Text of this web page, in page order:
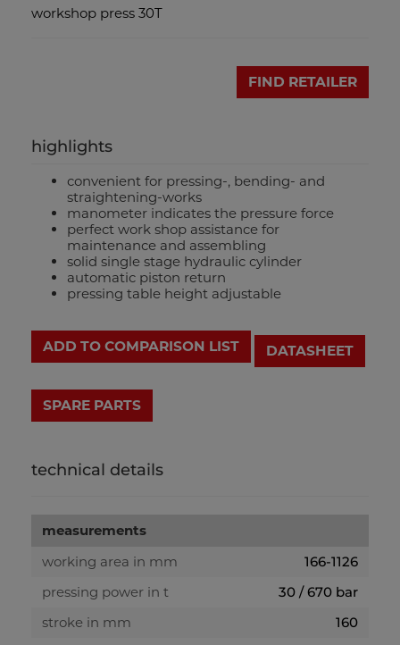
workshop press 30T
FIND RETAILER
highlights
convenient for pressing-, bending- and
straightening-works
manometer indicates the pressure force
perfect work shop assistance for
maintenance and assembling
solid single stage hydraulic cylinder
automatic piston return
pressing table height adjustable
ADD TO COMPARISON LIST DATASHEET
technical details
measurements
working area in mm
166-1126
pressing power in t
30 / 670 bar
stroke in mm
160